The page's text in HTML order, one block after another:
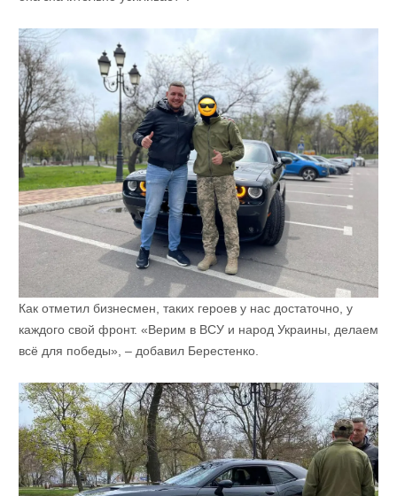
Как отметил бизнесмен, таких героев у нас достаточно, у
каждого свой фронт. «Верим в ВСУ и народ Украины, делаем
всё для победы», – добавил Берестенко.